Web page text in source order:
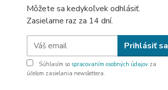
Môžete sa kedykoľvek odhlásiť.
Zasielame raz za 14 dní.
Prihlásiť sa
Súhlasím so spracovaním osobných údajov za
účelom zasielania newslettera.